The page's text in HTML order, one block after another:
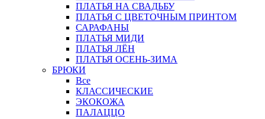
ПЛАТЬЯ НА СВАДЬБУ
ПЛАТЬЯ С ЦВЕТОЧНЫМ ПРИНТОМ
САРАФАНЫ
ПЛАТЬЯ МИДИ
ПЛАТЬЯ ЛЁН
ПЛАТЬЯ ОСЕНЬ-ЗИМА
БРЮКИ
Все
КЛАССИЧЕСКИЕ
ЭКОКОЖА
ПАЛАЦЦО